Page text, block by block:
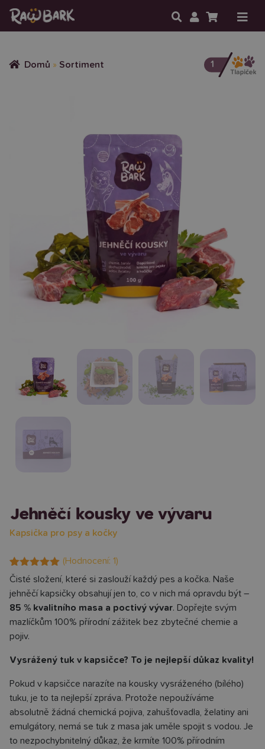
Domů » Sortiment 1
Jehněčí kousky ve vývaru
Kapsička pro psy a kočky
Hodnoceno
5.00z 5 na
základě
1
hodnocení
zákazníka
(Hodnocení:1)
Čisté složení, které si zaslouží každý pes a kočka. Naše
jehněčí kapsičky obsahují jen to, co v nich má opravdu být –
85 % kvalitního masa a poctivý vývar. Dopřejte svým
mazlíčkům 100% přírodní zážitek bez zbytečné chemie a
pojiv.
Vysrážený tuk v kapsičce? To je nejlepší důkaz kvality!
Pokud v kapsičce narazíte na kousky vysráženého (bílého)
tuku, je to ta nejlepší zpráva. Protože nepoužíváme
absolutně žádná chemická pojiva, zahušťovadla, želatiny ani
emulgátory, nemá se tuk z masa jak uměle spojit s vodou. Je
to nezpochybnitelný důkaz, že krmíte 100% přírodním